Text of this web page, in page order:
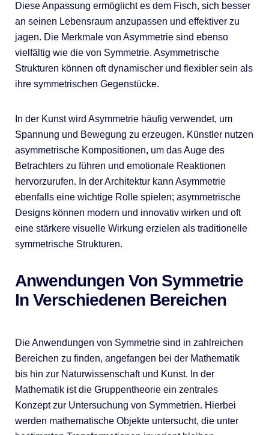
Diese Anpassung ermöglicht es dem Fisch, sich besser
an seinen Lebensraum anzupassen und effektiver zu
jagen. Die Merkmale von Asymmetrie sind ebenso
vielfältig wie die von Symmetrie. Asymmetrische
Strukturen können oft dynamischer und flexibler sein als
ihre symmetrischen Gegenstücke.
In der Kunst wird Asymmetrie häufig verwendet, um
Spannung und Bewegung zu erzeugen. Künstler nutzen
asymmetrische Kompositionen, um das Auge des
Betrachters zu führen und emotionale Reaktionen
hervorzurufen. In der Architektur kann Asymmetrie
ebenfalls eine wichtige Rolle spielen; asymmetrische
Designs können modern und innovativ wirken und oft
eine stärkere visuelle Wirkung erzielen als traditionelle
symmetrische Strukturen.
Anwendungen Von Symmetrie
In Verschiedenen Bereichen
Die Anwendungen von Symmetrie sind in zahlreichen
Bereichen zu finden, angefangen bei der Mathematik
bis hin zur Naturwissenschaft und Kunst. In der
Mathematik ist die Gruppentheorie ein zentrales
Konzept zur Untersuchung von Symmetrien. Hierbei
werden mathematische Objekte untersucht, die unter